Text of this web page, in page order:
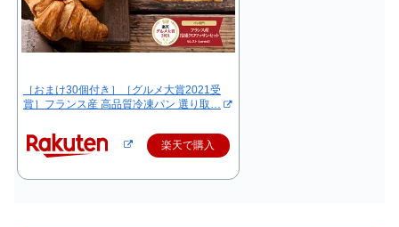
［おまけ30個付き］［グルメ大賞2021受
賞］フランス産 高品質冷凍パン 選り取…
楽天で購入